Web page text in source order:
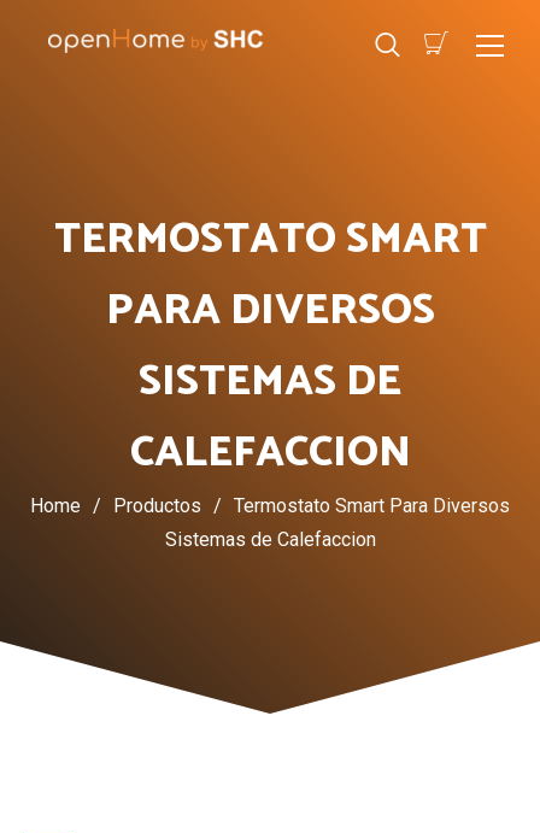
TERMOSTATO SMART
PARA DIVERSOS
SISTEMAS DE
CALEFACCION
Home / Productos / Termostato Smart Para Diversos
Sistemas de Calefaccion